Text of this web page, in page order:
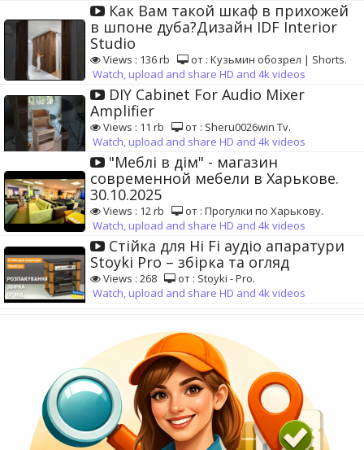
Как Вам такой шкаф в прихожей
в шпоне дуба?Дизайн IDF Interior
Studio
Views : 136 rb
от : Кузьмин обозрел | Shorts.
Watch, upload and share HD and 4k videos
DIY Cabinet For Audio Mixer
Amplifier
Views : 11 rb
от : Sheru0026win Tv.
Watch, upload and share HD and 4k videos
"Меблі в дім" - магазин
современной мебели в Харькове.
30.10.2025
Views : 12 rb
от : Прогулки по Харькову.
Watch, upload and share HD and 4k videos
Стійка для Hi Fi аудіо апаратури
Stoyki Pro – збірка та огляд
Views : 268
от : Stoyki - Pro.
Watch, upload and share HD and 4k videos